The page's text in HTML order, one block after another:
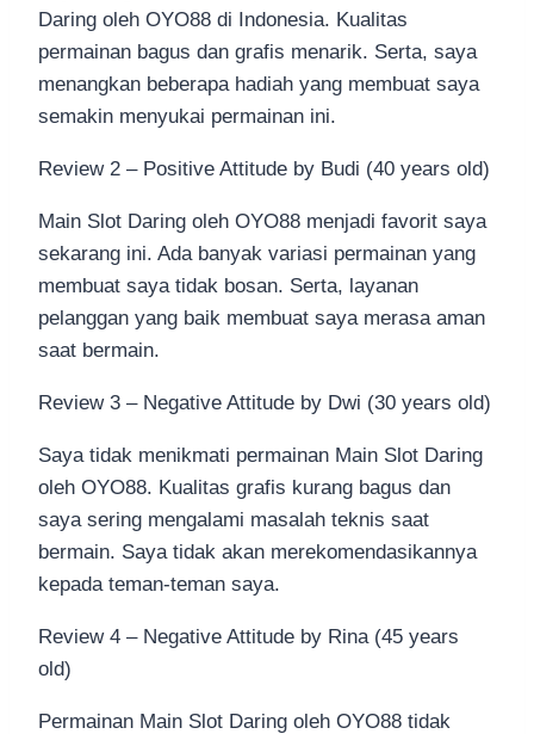
Daring oleh OYO88 di Indonesia. Kualitas
permainan bagus dan grafis menarik. Serta, saya
menangkan beberapa hadiah yang membuat saya
semakin menyukai permainan ini.
Review 2 – Positive Attitude by Budi (40 years old)
Main Slot Daring oleh OYO88 menjadi favorit saya
sekarang ini. Ada banyak variasi permainan yang
membuat saya tidak bosan. Serta, layanan
pelanggan yang baik membuat saya merasa aman
saat bermain.
Review 3 – Negative Attitude by Dwi (30 years old)
Saya tidak menikmati permainan Main Slot Daring
oleh OYO88. Kualitas grafis kurang bagus dan
saya sering mengalami masalah teknis saat
bermain. Saya tidak akan merekomendasikannya
kepada teman-teman saya.
Review 4 – Negative Attitude by Rina (45 years
old)
Permainan Main Slot Daring oleh OYO88 tidak